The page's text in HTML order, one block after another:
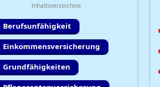
Inhaltsverzeichnis
Berufsunfähigkeit
Einkommensversicherung
Grundfähigkeiten